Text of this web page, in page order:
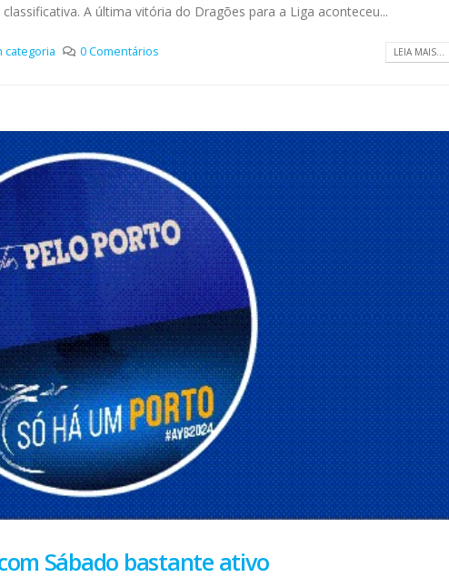
A última vitória do Dragões para a Liga aconteceu...
categoria 0 Comentários LEIA MAIS...
Sábado bastante ativo